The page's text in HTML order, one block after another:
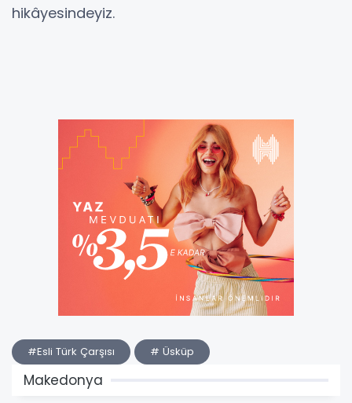
hikâyesindeyiz.
#Esli Türk Çarşısı # Üsküp
Makedonya